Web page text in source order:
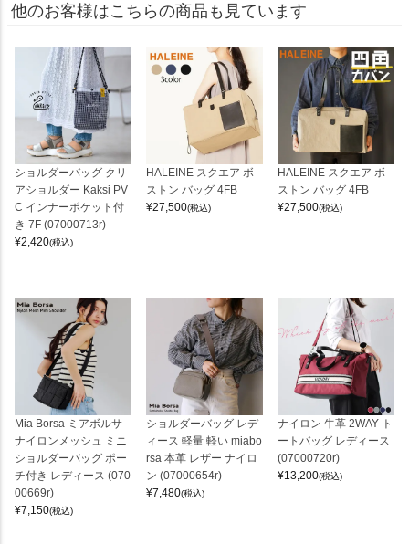
他のお客様はこちらの商品も見ています
ショルダーバッグ クリ
アショルダー Kaksi PV
C インナーポケット付
き 7F (07000713r)
¥2,420(税込)
HALEINE スクエア ボ
ストン バッグ 4FB
¥27,500(税込)
HALEINE スクエア ボ
ストン バッグ 4FB
¥27,500(税込)
Mia Borsa ミアボルサ
ナイロンメッシュ ミニ
ショルダーバッグ ポー
チ付き レディース (070
00669r)
¥7,150(税込)
ショルダーバッグ レデ
ィース 軽量 軽い miabo
rsa 本革 レザー ナイロ
ン (07000654r)
¥7,480(税込)
ナイロン 牛革 2WAY ト
ートバッグ レディース
(07000720r)
¥13,200(税込)